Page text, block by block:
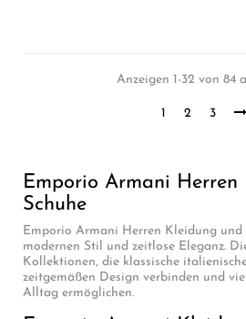
Anzeigen 1-32 von 84
1 2 3
Emporio Armani Herren
Schuhe
Emporio Armani Herren Kleidung und
modernen Stil und zeitlose Eleganz.
Kollektionen, die klassische
zeitgemäßen Design verbinden und
Alltag ermöglichen.